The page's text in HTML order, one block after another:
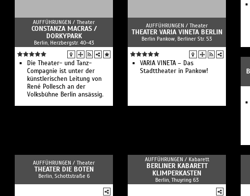
AUFFÜHRUNGEN / Theater
CONSTANZA MACRAS /
DORKYPARK
Berlin, Herzbergstr. 40-43
Die Theater- und Tanz-
Compagnie ist unter der
künstlerischen Leitung von
René Pollesch an der
Volksbühne Berlin ansässig.
AUFFÜHRUNGEN / Theater
THEATER VARIA VINETA BERLIN
Berlin Pankow, Berliner Str. 53
VARIA VINETA – Das
Stadttheater in Pankow!
AUFFÜHRUNGEN / Theater
THEATER DIE BOTEN
Berlin, Schottstraße 6
AUFFÜHRUNGEN / Kabarett
BERLINER KABARETT
KLIMPERKASTEN
Berlin, Thuyring 63